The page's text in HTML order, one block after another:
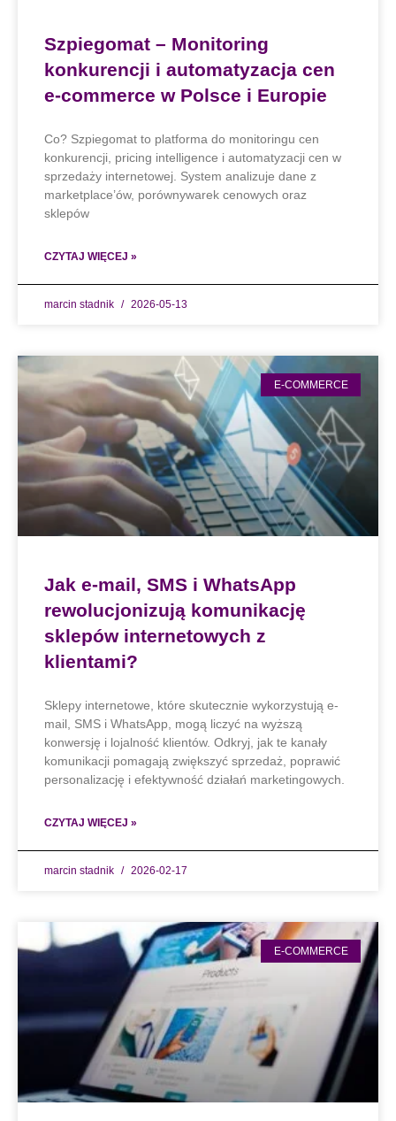
Szpiegomat – Monitoring
konkurencji i automatyzacja cen
e-commerce w Polsce i Europie
Co? Szpiegomat to platforma do monitoringu cen
konkurencji, pricing intelligence i automatyzacji cen w
sprzedaży internetowej. System analizuje dane z
marketplace’ów, porównywarek cenowych oraz
sklepów
CZYTAJ WIĘCEJ »
marcin stadnik 2026-05-13
E-COMMERCE
Jak e-mail, SMS i WhatsApp
rewolucjonizują komunikację
sklepów internetowych z
klientami?
Sklepy internetowe, które skutecznie wykorzystują e-
mail, SMS i WhatsApp, mogą liczyć na wyższą
konwersję i lojalność klientów. Odkryj, jak te kanały
komunikacji pomagają zwiększyć sprzedaż, poprawić
personalizację i efektywność działań marketingowych.
CZYTAJ WIĘCEJ »
marcin stadnik 2026-02-17
E-COMMERCE